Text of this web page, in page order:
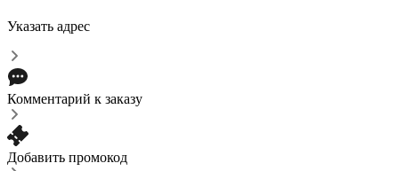
Указать адрес
Комментарий к заказу
Добавить промокод